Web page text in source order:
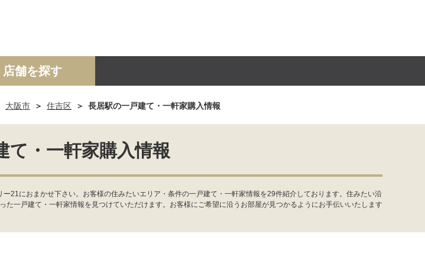
土地 事業投資用
店舗を探す
大阪市 住吉区 長居駅の一戸建て・一軒家購入情報
て・一軒家購入情報
21におまかせ下さい。お客様の住みたいエリア・条件の一戸建て・一軒家情報を29件紹介しております。住みたい沿
一戸建て・一軒家情報を見つけていただけます。お客様にご希望に沿うお部屋が見つかるようにお手伝いいたします